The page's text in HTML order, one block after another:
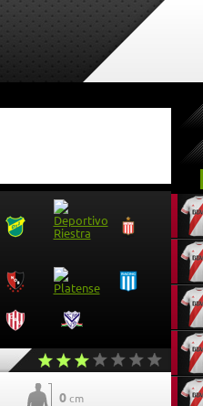
0 cm